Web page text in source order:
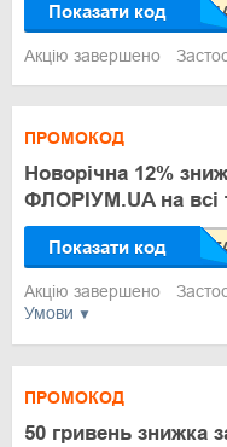
Показати код
Акцію завершено
Умови
ПРОМОКОД
Новорічна 12%
ФЛОРІУМ.UA на всі
Показати код
Акцію завершено
ПРОМОКОД
50 гривень знижка